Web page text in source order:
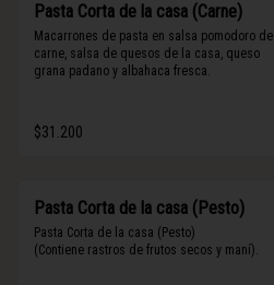
Pasta Corta de la casa (Carne)
Macarrones de pasta en salsa pomodoro de
carne, salsa de quesos de la casa, queso
grana padano y albahaca fresca.
$31.200
Pasta Corta de la casa (Pesto)
Pasta Corta de la casa (Pesto)
(Contiene rastros de frutos secos y maní).